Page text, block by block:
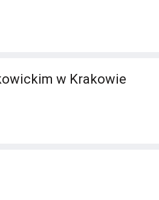
w Krakowie